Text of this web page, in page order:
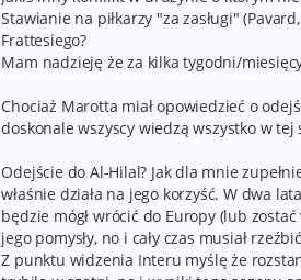
Stawianie na piłkarzy "za zasługi"
Frattesiego?
Mam nadzieję że za kilka tygodni/
Chociaż Marotta miał opowiedzieć o
doskonale wszyscy wiedzą wszystko w tej
Odejście do Al-Hilal? Jak dla mnie
właśnie działa na jego korzyść. W dwa
będzie mógł wrócić do Europy (lub
jego pomysły, no i cały czas musiał
Z punktu widzenia Interu myślę że